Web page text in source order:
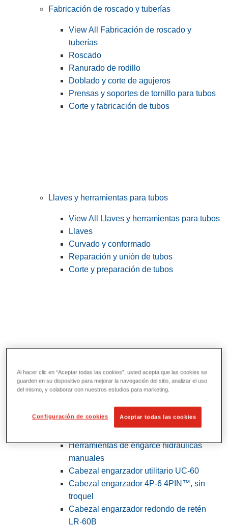
Fabricación de roscado y tuberías
View All Fabricación de roscado y
tuberías
Roscado
Ranurado de rodillo
Doblado y corte de agujeros
Prensas y soportes de tornillo para tubos
Corte y fabricación de tubos
Llaves y herramientas para tubos
View All Llaves y herramientas para tubos
Llaves
Curvado y conformado
Reparación y unión de tubos
Corte y preparación de tubos
Herramientas de servicios públicos y de
View All Herramientas de servicios
Herramientas de engarce hidráulicas
manuales
Cabezal engarzador utilitario UC-60
Cabezal engarzador 4P-6 4PIN™, sin
troquel
Cabezal engarzador redondo de retén
LR-60B
Al hacer clic en “Aceptar todas las cookies”, usted acepta que las cookies se
guarden en su dispositivo para mejorar la navegación del sitio, analizar el uso
del mismo, y colaborar con nuestros estudios para marketing.
Configuración de cookies Aceptar todas las cookies